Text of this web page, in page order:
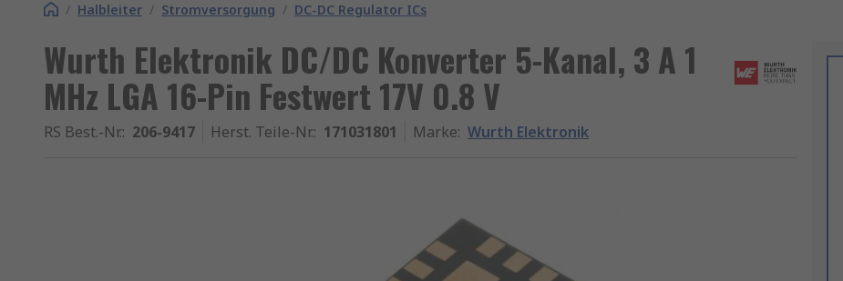
/ Halbleiter / Stromversorgung / DC-DC Regulator ICs
Wurth Elektronik DC/DC Konverter 5-Kanal, 3 A 1
MHz LGA 16-Pin Festwert 17V 0.8 V
RS Best.-Nr.: 206-9417 Herst. Teile-Nr.: 171031801 Marke: Wurth Elektronik